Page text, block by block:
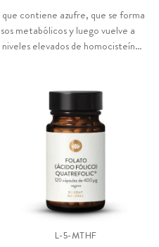
contiene azufre, que se forma
metabólicos y luego vuelve a
elevados de homocisteína
L-5-MTHF